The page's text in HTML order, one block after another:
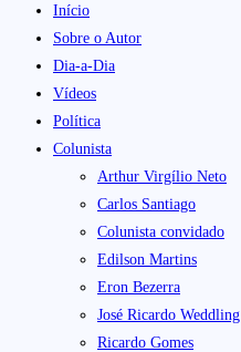
Início
Sobre o Autor
Dia-a-Dia
Vídeos
Política
Colunista
Arthur Virgílio Neto
Carlos Santiago
Colunista convidado
Edilson Martins
Eron Bezerra
José Ricardo Weddling
Ricardo Gomes